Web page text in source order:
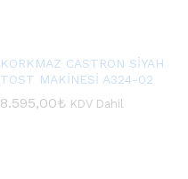
KORKMAZ CASTRON SİYAH
TOST MAKİNESİ A324-02
8.595,00₺ KDV Dahil
8.595,00₺